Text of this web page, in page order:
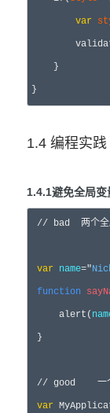
var
    }
}
1.4 编程实践
1.4.1避免全局变
// bad  两个全
var name="
function
     alert(
}
// good    一
var